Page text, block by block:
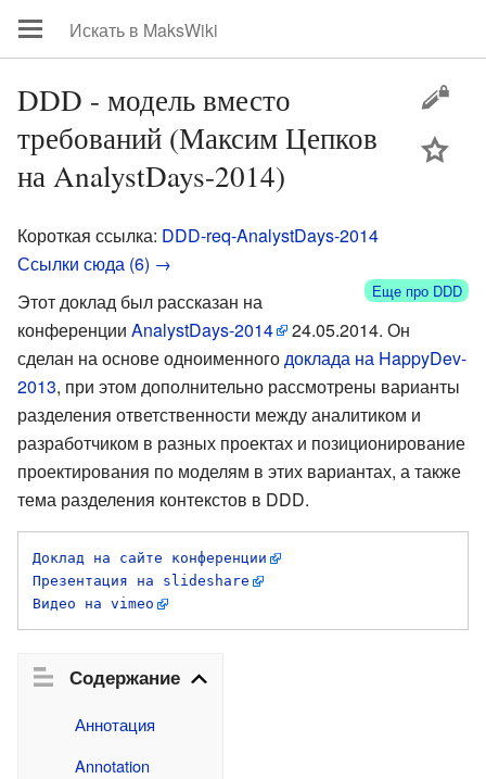
DDD - модель вместо
требований (Максим Цепков
на AnalystDays-2014)
Короткая ссылка: DDD-req-AnalystDays-2014
Ссылки сюда (6) →
Еще про DDD
Этот доклад был рассказан на
конференции AnalystDays-2014
24.05.2014. Он
сделан на основе одноименногодоклада на HappyDev-
2013, при этом дополнительно рассмотрены варианты
разделения ответственности между аналитиком и
разработчиком в разных проектах и позиционирование
проектирования по моделям в этих вариантах, а также
тема разделения контекстов в DDD.
Доклад на сайте конференции
Презентация на slideshare
Видео на vimeo
Содержание
Аннотация
Annotation